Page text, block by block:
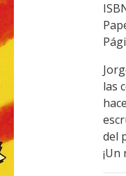
las
del